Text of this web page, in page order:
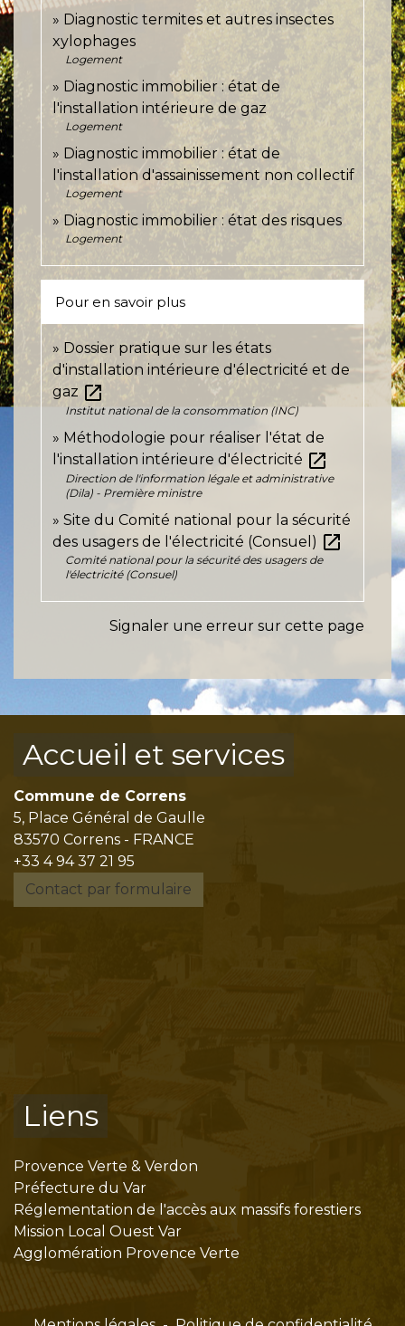
Diagnostic termites et autres insectes
xylophages
Logement
Diagnostic immobilier : état de
l'installation intérieure de gaz
Logement
Diagnostic immobilier : état de
l'installation d'assainissement non collectif
Logement
Diagnostic immobilier : état des risques
Logement
Pour en savoir plus
Dossier pratique sur les états
d'installation intérieure d'électricité et de
gaz open_in_new
Institut national de la consommation (INC)
Méthodologie pour réaliser l'état de
l'installation intérieure d'électricité open_in_new
Direction de l'information légale et administrative
(Dila) - Première ministre
Site du Comité national pour la sécurité
des usagers de l'électricité (Consuel) open_in_new
Comité national pour la sécurité des usagers de
l'électricité (Consuel)
Signaler une erreur sur cette page
Accueil et services
Commune de Correns
5, Place Général de Gaulle
83570 Correns - FRANCE
+33 4 94 37 21 95
Contact par formulaire
Liens
Provence Verte & Verdon
Préfecture du Var
Réglementation de l'accès aux massifs forestiers
Mission Local Ouest Var
Agglomération Provence Verte